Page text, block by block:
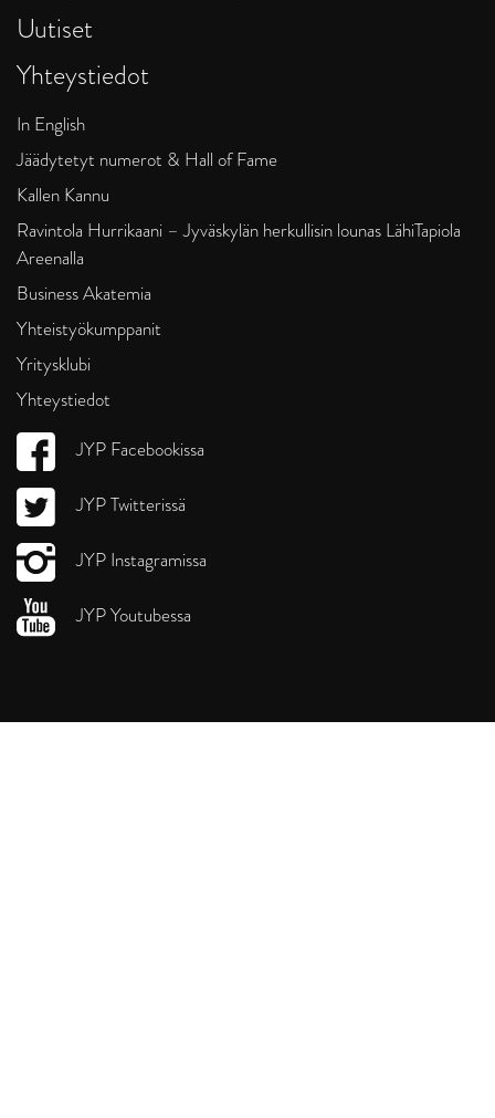
Uutiset
Yhteystiedot
In English
Jäädytetyt numerot & Hall of Fame
Kallen Kannu
Ravintola Hurrikaani – Jyväskylän herkullisin lounas LähiTapiola
Areenalla
Business Akatemia
Yhteistyökumppanit
Yritysklubi
Yhteystiedot
JYP Facebookissa
JYP Twitterissä
JYP Instagramissa
JYP Youtubessa